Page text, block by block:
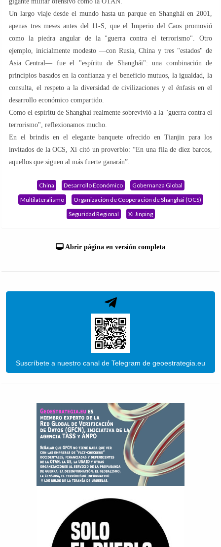
Un largo viaje desde el mundo hasta un parque en Shanghái en 2001,
apenas tres meses antes del 11-S, que el Imperio del Caos promovió
como la piedra angular de la "guerra contra el terrorismo". Otro
ejemplo, inicialmente modesto —con Rusia, China y tres "estados" de
Asia Central— fue el "espíritu de Shanghái": una combinación de
principios basados ​​en la confianza y el beneficio mutuos, la igualdad, la
consulta, el respeto a la diversidad de civilizaciones y el énfasis en el
desarrollo económico compartido.
Como el espíritu de Shanghai realmente sobrevivió a la "guerra contra el
terrorismo", reflexionamos mucho.
En el brindis en el elegante banquete ofrecido en Tianjin para los
invitados de la OCS, Xi citó un proverbio: “En una fila de diez barcos,
aquellos que siguen al más fuerte ganarán”.
China Desarrollo Económico
Gobernanza Global
Multilateralismo
Organización de Cooperación de Shanghái (OCS)
Seguridad Regional
Xi Jinping
Abrir página en versión completa
Suscríbete a nuestro canal de Telegram de geoestrategia.eu